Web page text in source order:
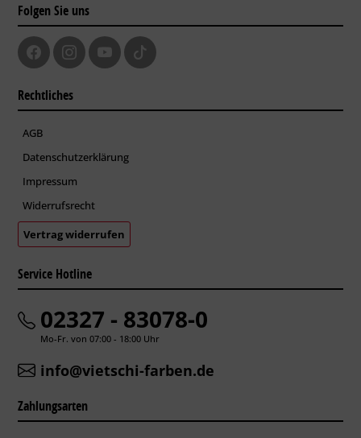
Folgen Sie uns
Rechtliches
AGB
Datenschutzerklärung
Impressum
Widerrufsrecht
Vertrag widerrufen
Service Hotline
02327 - 83078-0
Mo-Fr. von 07:00 - 18:00 Uhr
info@vietschi-farben.de
Zahlungsarten